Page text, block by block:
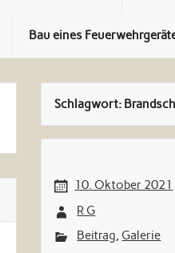
Bau eines
Schlagwort:
10. Oktober 2021
R G
Beitrag, Galerie